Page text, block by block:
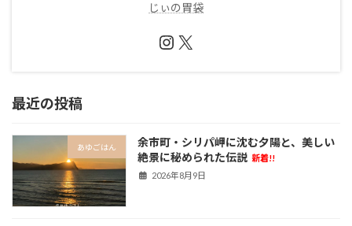
じぃの胃袋
Instagram
X
最近の投稿
あゆごはん
余市町・シリパ岬に沈む夕陽と、美しい
絶景に秘められた伝説 新着!!
2026年8月9日